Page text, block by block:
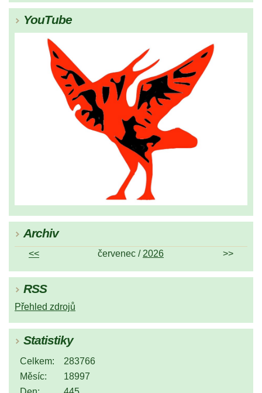
YouTube
Archiv
<< červenec / 2026 >>
RSS
Přehled zdrojů
Statistiky
Celkem:
283766
Měsíc:
18997